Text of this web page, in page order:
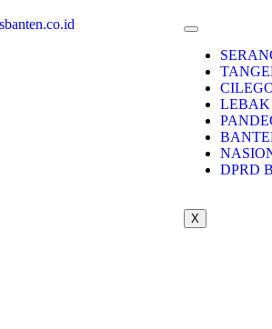
LEBAK
DPRD
X